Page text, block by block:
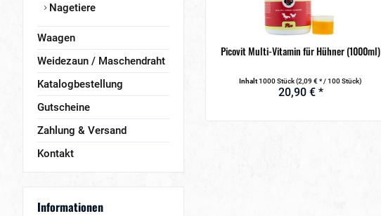
Nagetiere
Waagen
Weidezaun / Maschendraht
Katalogbestellung
Gutscheine
Zahlung & Versand
Kontakt
Informationen
Picovit Multi-Vitamin für Hühner (1000ml)
Inhalt1000 Stück(2,09 € * / 100 Stück)
20,90 € *